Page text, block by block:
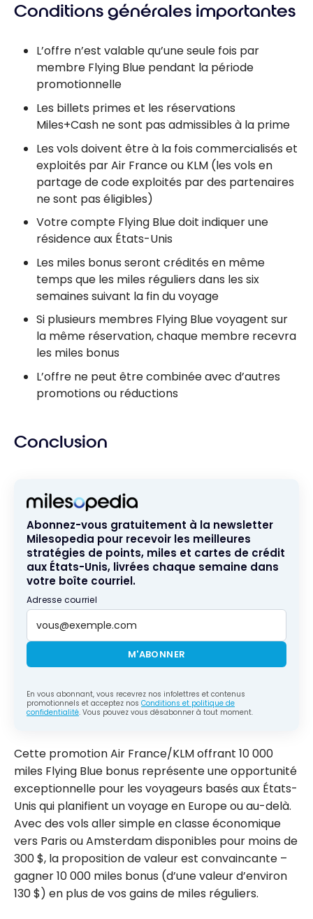
Conditions générales importantes
L’offre n’est valable qu’une seule fois par
membre Flying Blue pendant la période
promotionnelle
Les billets primes et les réservations
Miles+Cash ne sont pas admissibles à la prime
Les vols doivent être à la fois commercialisés et
exploités par Air France ou KLM (les vols en
partage de code exploités par des partenaires
ne sont pas éligibles)
Votre compte Flying Blue doit indiquer une
résidence aux États-Unis
Les miles bonus seront crédités en même
temps que les miles réguliers dans les six
semaines suivant la fin du voyage
Si plusieurs membres Flying Blue voyagent sur
la même réservation, chaque membre recevra
les miles bonus
L’offre ne peut être combinée avec d’autres
promotions ou réductions
Conclusion
Abonnez-vous gratuitement à la newsletter
Milesopedia pour recevoir les meilleures
stratégies de points, miles et cartes de crédit
aux États-Unis, livrées chaque semaine dans
votre boîte courriel.
Adresse courriel
M'ABONNER
En vous abonnant, vous recevrez nos infolettres et contenus
promotionnels et acceptez nos Conditions et politique de
confidentialité. Vous pouvez vous désabonner à tout moment.
Cette promotion Air France/KLM offrant 10 000
miles Flying Blue bonus représente une opportunité
exceptionnelle pour les voyageurs basés aux États-
Unis qui planifient un voyage en Europe ou au-delà.
Avec des vols aller simple en classe économique
vers Paris ou Amsterdam disponibles pour moins de
300 $, la proposition de valeur est convaincante –
gagner 10 000 miles bonus (d’une valeur d’environ
130 $) en plus de vos gains de miles réguliers.